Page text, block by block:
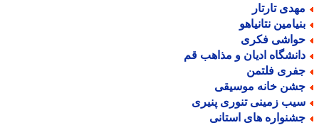
تارتار
نتانیاهو
فکری
ادیان و مذاهب قم
فلتمن
خانه موسیقی
زمینی تنوری پنیری
های استانی